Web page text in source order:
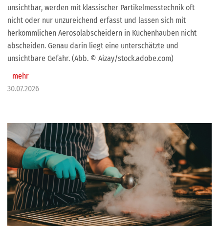
unsichtbar, werden mit klassischer Partikelmesstechnik oft
nicht oder nur unzureichend erfasst und lassen sich mit
herkömmlichen Aerosolabscheidern in Küchenhauben nicht
abscheiden. Genau darin liegt eine unterschätzte und
unsichtbare Gefahr. (Abb. © Aizay/stock.adobe.com)
mehr
30.07.2026